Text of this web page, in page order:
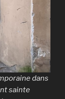
dans
sainte